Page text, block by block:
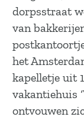
dorpsstraat
van
het
kapelletje uit
vakantiehuis
ontvouwen